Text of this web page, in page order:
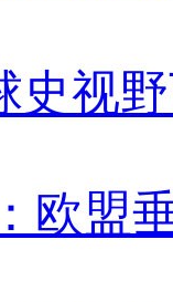
史视
欧盟